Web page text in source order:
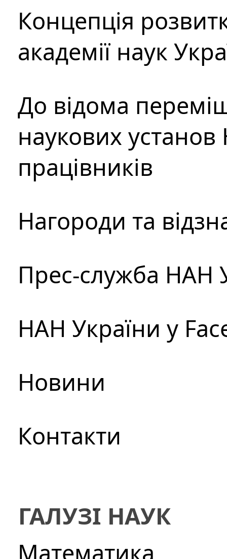
Концепція
академії наук
До відома
наукових установ
працівників
Нагороди та
Прес-служба НАН
НАН України у
Новини
Контакти
ГАЛУЗІ НАУК
Математика